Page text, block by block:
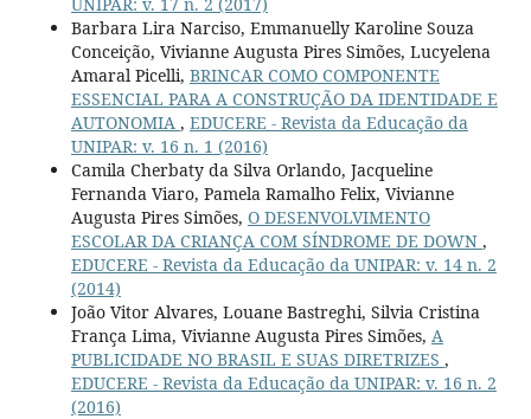
Barbara Lira Narciso, Emmanuelly Karoline Souza
Conceição, Vivianne Augusta Pires Simões, Lucyelena
Amaral Picelli, BRINCAR COMO COMPONENTE
ESSENCIAL PARA A CONSTRUÇÃO DA IDENTIDADE E
AUTONOMIA , EDUCERE - Revista da Educação da
UNIPAR: v. 16 n. 1 (2016)
Camila Cherbaty da Silva Orlando, Jacqueline
Fernanda Viaro, Pamela Ramalho Felix, Vivianne
Augusta Pires Simões, O DESENVOLVIMENTO
ESCOLAR DA CRIANÇA COM SÍNDROME DE DOWN ,
EDUCERE - Revista da Educação da UNIPAR: v. 14 n. 2
(2014)
João Vitor Alvares, Louane Bastreghi, Silvia Cristina
França Lima, Vivianne Augusta Pires Simões, A
PUBLICIDADE NO BRASIL E SUAS DIRETRIZES ,
EDUCERE - Revista da Educação da UNIPAR: v. 16 n. 2
(2016)